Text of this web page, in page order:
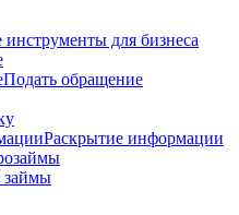
для бизнеса
Подать обращение
Раскрытие информации